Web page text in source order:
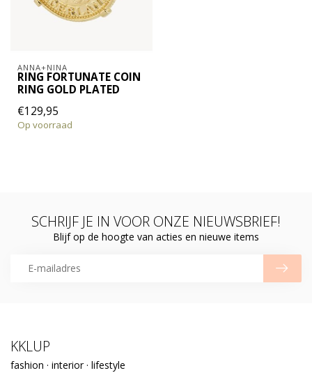
ANNA+NINA
RING FORTUNATE COIN
RING GOLD PLATED
€129,95
Op voorraad
SCHRIJF JE IN VOOR ONZE NIEUWSBRIEF!
Blijf op de hoogte van acties en nieuwe items
KKLUP
fashion · interior · lifestyle